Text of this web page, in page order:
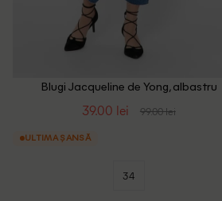
Blugi Jacqueline de Yong, albastru
39.00 lei 99.00 lei
ULTIMA ȘANSĂ
34